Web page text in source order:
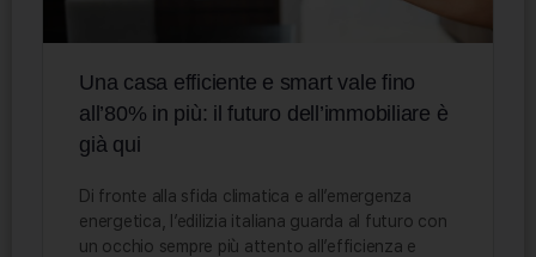
Una casa efficiente e smart vale fino
all’80% in più: il futuro dell’immobiliare è
già qui
Di fronte alla sfida climatica e all’emergenza
energetica, l’edilizia italiana guarda al futuro con
un occhio sempre più attento all’efficienza e